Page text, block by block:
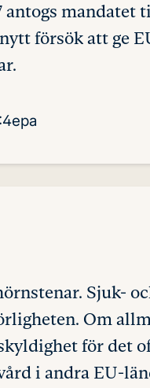
antogs mandatet
försök att ge
Sjuk-
Om
för det
i andra EU-